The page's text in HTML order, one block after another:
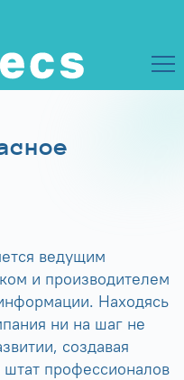
ведущим
и производителем
Находясь
ни на шаг не
создавая
профессионалов